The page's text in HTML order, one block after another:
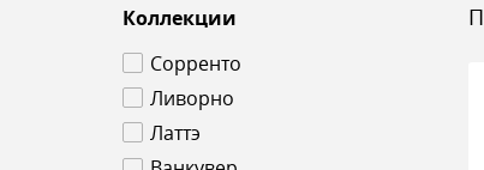
Коллекции
Сорренто
Ливорно
Латтэ